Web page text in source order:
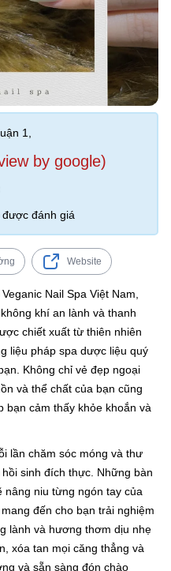
1,
by google)
đánh giá
Website
Nail Spa Việt Nam,
khí an lành và thanh
chiết xuất từ thiên nhiên
liệu pháp spa dược liệu quý
Không chỉ vẻ đẹp ngoại
và thể chất của bạn cũng
cảm thấy khỏe khoắn và
lần chăm sóc móng và thư
sinh đích thực. Những bàn
nâng niu từng ngón tay của
đến cho bạn trải nghiệm
lành và hương thơm dịu nhẹ
xóa tan mọi căng thẳng và
và sẵn sàng đón chào